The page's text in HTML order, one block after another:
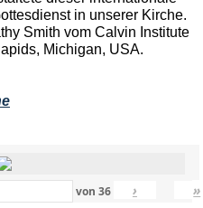
in unserer Kirche.
Smith vom Calvin Institute
Michigan, USA.
von 36 › »